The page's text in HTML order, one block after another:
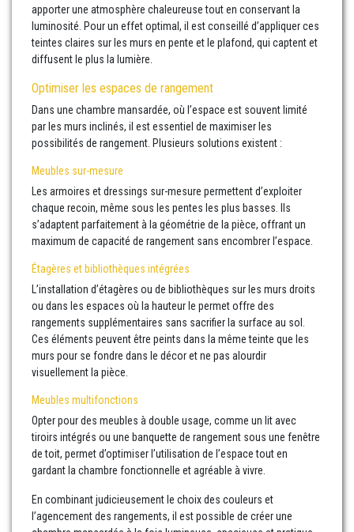
apporter une atmosphère chaleureuse tout en conservant la
luminosité. Pour un effet optimal, il est conseillé d’appliquer ces
teintes claires sur les murs en pente et le plafond, qui captent et
diffusent le plus la lumière.
Optimiser les espaces de rangement
Dans une chambre mansardée, où l’espace est souvent limité
par les murs inclinés, il est essentiel de maximiser les
possibilités de rangement. Plusieurs solutions existent :
Meubles sur-mesure
Les armoires et dressings sur-mesure permettent d’exploiter
chaque recoin, même sous les pentes les plus basses. Ils
s’adaptent parfaitement à la géométrie de la pièce, offrant un
maximum de capacité de rangement sans encombrer l’espace.
Étagères et bibliothèques intégrées
L’installation d’étagères ou de bibliothèques sur les murs droits
ou dans les espaces où la hauteur le permet offre des
rangements supplémentaires sans sacrifier la surface au sol.
Ces éléments peuvent être peints dans la même teinte que les
murs pour se fondre dans le décor et ne pas alourdir
visuellement la pièce.
Meubles multifonctions
Opter pour des meubles à double usage, comme un lit avec
tiroirs intégrés ou une banquette de rangement sous une fenêtre
de toit, permet d’optimiser l’utilisation de l’espace tout en
gardant la chambre fonctionnelle et agréable à vivre.
En combinant judicieusement le choix des couleurs et
l’agencement des rangements, il est possible de créer une